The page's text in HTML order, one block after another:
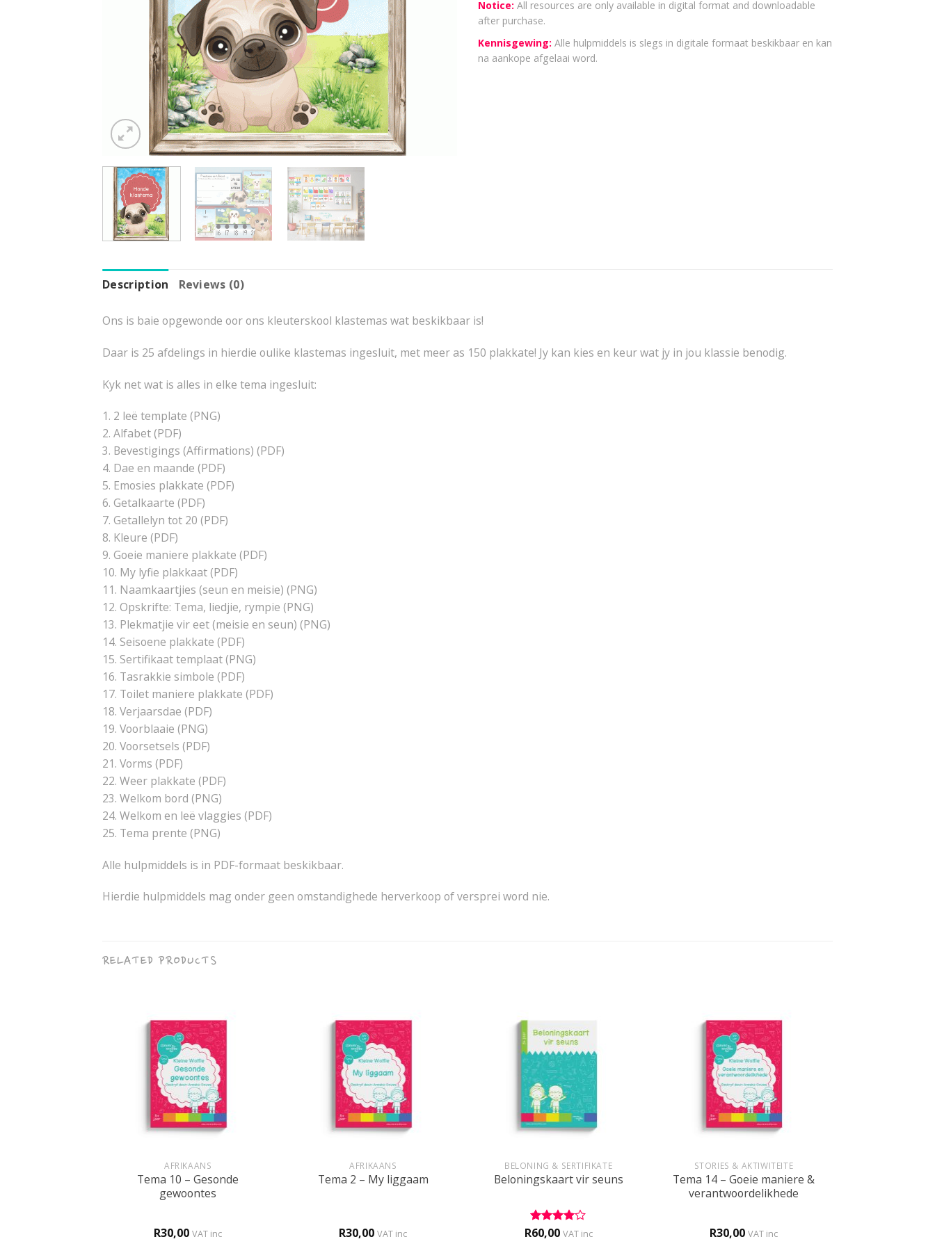
Notice: All resources are only available in digital format and downloadable
after purchase.
Kennisgewing: Alle hulpmiddels is slegs in digitale formaat beskikbaar en kan
na aankope afgelaai word.
Description Reviews (0)
Ons is baie opgewonde oor ons kleuterskool klastemas wat beskikbaar is!
Daar is 25 afdelings in hierdie oulike klastemas ingesluit, met meer as 150 plakkate! Jy kan kies en keur wat jy in jou klassie benodig.
Kyk net wat is alles in elke tema ingesluit:
1. 2 leë template (PNG)
2. Alfabet (PDF)
3. Bevestigings (Affirmations) (PDF)
4. Dae en maande (PDF)
5. Emosies plakkate (PDF)
6. Getalkaarte (PDF)
7. Getallelyn tot 20 (PDF)
8. Kleure (PDF)
9. Goeie maniere plakkate (PDF)
10. My lyfie plakkaat (PDF)
11. Naamkaartjies (seun en meisie) (PNG)
12. Opskrifte: Tema, liedjie, rympie (PNG)
13. Plekmatjie vir eet (meisie en seun) (PNG)
14. Seisoene plakkate (PDF)
15. Sertifikaat templaat (PNG)
16. Tasrakkie simbole (PDF)
17. Toilet maniere plakkate (PDF)
18. Verjaarsdae (PDF)
19. Voorblaaie (PNG)
20. Voorsetsels (PDF)
21. Vorms (PDF)
22. Weer plakkate (PDF)
23. Welkom bord (PNG)
24. Welkom en leë vlaggies (PDF)
25. Tema prente (PNG)
Alle hulpmiddels is in PDF-formaat beskikbaar.
Hierdie hulpmiddels mag onder geen omstandighede herverkoop of versprei word nie.
RELATED PRODUCTS
AFRIKAANS
Tema 10 – Gesonde
gewoontes
R30,00 VAT inc
AFRIKAANS
Tema 2 – My liggaam
R30,00 VAT inc
BELONING & SERTIFIKATE
Beloningskaart vir seuns
Rated 4
out of 5
R60,00 VAT inc
STORIES & AKTIWITEITE
Tema 14 – Goeie maniere &
verantwoordelikhede
R30,00 VAT inc